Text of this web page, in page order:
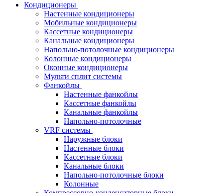
Кондиционеры
Настенные кондиционеры
Мобильные кондиционеры
Кассетные кондиционеры
Канальные кондиционеры
Напольно-потолочные кондиционеры
Колонные кондиционеры
Оконные кондиционеры
Мульти сплит системы
Фанкойлы
Настенные фанкойлы
Кассетные фанкойлы
Канальные фанкойлы
Напольно-потолочные
VRF системы
Наружные блоки
Настенные блоки
Кассетные блоки
Канальные блоки
Напольно-потолочные блоки
Колонные